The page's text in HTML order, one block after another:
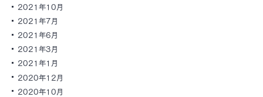
2021年10月
2021年7月
2021年6月
2021年3月
2021年1月
2020年12月
2020年10月